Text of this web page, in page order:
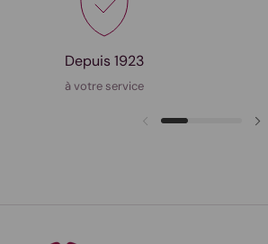
Depuis 1923
à votre service